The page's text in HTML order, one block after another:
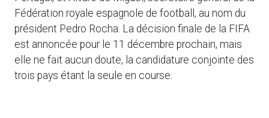
Fédération royale espagnole de football, au nom du
président Pedro Rocha. La décision finale de la FIFA
est annoncée pour le 11 décembre prochain, mais
elle ne fait aucun doute, la candidature conjointe des
trois pays étant la seule en course.